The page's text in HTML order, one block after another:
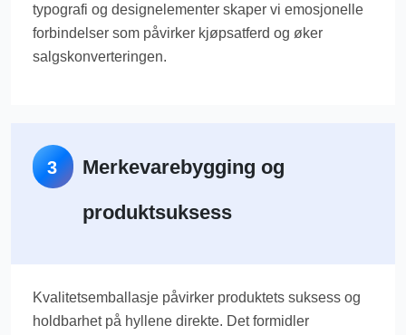
typografi og designelementer skaper vi emosjonelle
forbindelser som påvirker kjøpsatferd og øker
salgskonverteringen.
3
Merkevarebygging og
produktsuksess
Kvalitetsemballasje påvirker produktets suksess og
holdbarhet på hyllene direkte. Det formidler